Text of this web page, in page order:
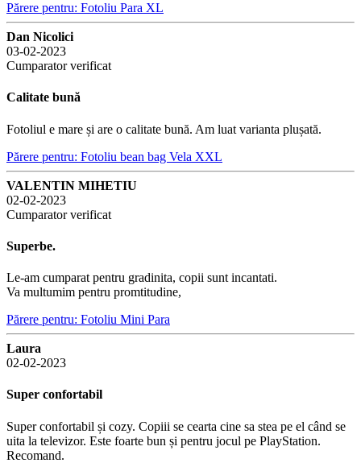
Părere pentru: Fotoliu Para XL
Dan Nicolici
03-02-2023
Cumparator verificat
Calitate bună
Fotoliul e mare și are o calitate bună. Am luat varianta plușată.
Părere pentru: Fotoliu bean bag Vela XXL
VALENTIN MIHETIU
02-02-2023
Cumparator verificat
Superbe.
Le-am cumparat pentru gradinita, copii sunt incantati.
Va multumim pentru promtitudine,
Părere pentru: Fotoliu Mini Para
Laura
02-02-2023
Super confortabil
Super confortabil și cozy. Copiii se cearta cine sa stea pe el când se
uita la televizor. Este foarte bun și pentru jocul pe PlayStation.
Recomand.